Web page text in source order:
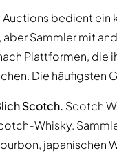
bedient ein
Sammler mit
Plattformen, die
Die häufigsten
Scotch. Scotch
Whisky.
japanischen